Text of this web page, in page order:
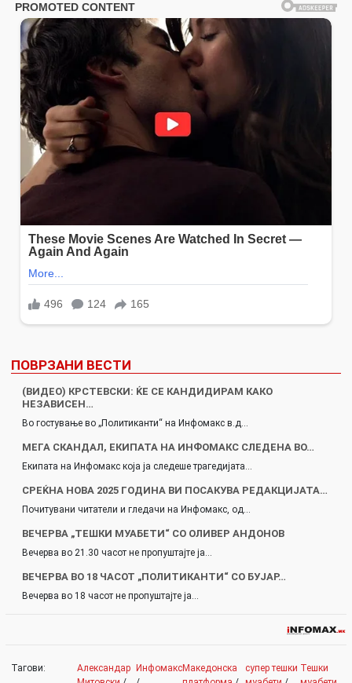
ПОВРЗАНИ ВЕСТИ
(ВИДЕО) КРСТЕВСКИ: ЌЕ СЕ КАНДИДИРАМ КАКО
НЕЗАВИСЕН…
Во гостување во „Политиканти“ на Инфомакс в.д…
МЕГА СКАНДАЛ, ЕКИПАТА НА ИНФОМАКС СЛЕДЕНА ВО…
Екипата на Инфомакс која ја следеше трагедијата…
СРЕЌНА НОВА 2025 ГОДИНА ВИ ПОСАКУВА РЕДАКЦИЈАТА…
Почитувани читатели и гледачи на Инфомакс, од…
ВЕЧЕРВА „ТЕШКИ МУАБЕТИ“ СО ОЛИВЕР АНДОНОВ
Вечерва во 21.30 часот не пропуштајте ја…
ВЕЧЕРВА ВО 18 ЧАСОТ „ПОЛИТИКАНТИ“ СО БУЈАР…
Вечерва во 18 часот не пропуштајте ја…
Тагови:
Александар
ИнфомаксМакедонска
супер тешки Тешки